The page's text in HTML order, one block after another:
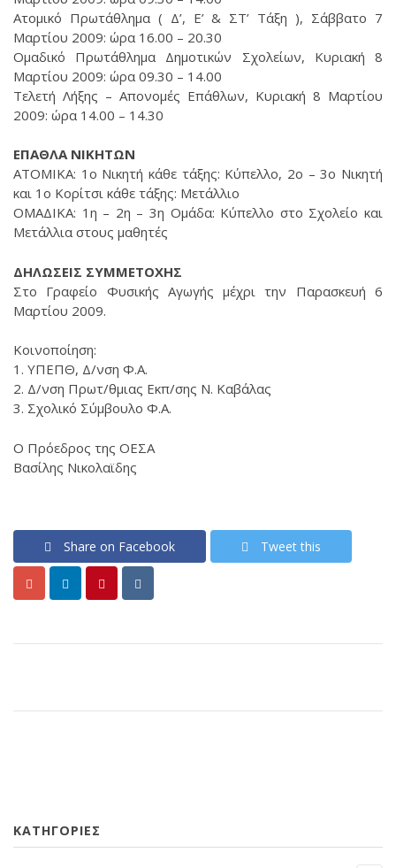
Ατομικό Πρωτάθλημα ( Δ’, Ε’ & ΣΤ’ Τάξη ), Σάββατο 7
Μαρτίου 2009: ώρα 16.00 – 20.30
Ομαδικό Πρωτάθλημα Δημοτικών Σχολείων, Κυριακή 8
Μαρτίου 2009: ώρα 09.30 – 14.00
Τελετή Λήξης – Απονομές Επάθλων, Κυριακή 8 Μαρτίου
2009: ώρα 14.00 – 14.30
ΕΠΑΘΛΑ ΝΙΚΗΤΩΝ
ΑΤΟΜΙΚΑ: 1ο Νικητή κάθε τάξης: Κύπελλο, 2ο – 3ο Νικητή
και 1ο Κορίτσι κάθε τάξης: Μετάλλιο
ΟΜΑΔΙΚΑ: 1η – 2η – 3η Ομάδα: Κύπελλο στο Σχολείο και
Μετάλλια στους μαθητές
ΔΗΛΩΣΕΙΣ ΣΥΜΜΕΤΟΧΗΣ
Στο Γραφείο Φυσικής Αγωγής μέχρι την Παρασκευή 6
Μαρτίου 2009.
Κοινοποίηση:
1. ΥΠΕΠΘ, Δ/νση Φ.Α.
2. Δ/νση Πρωτ/θμιας Εκπ/σης Ν. Καβάλας
3. Σχολικό Σύμβουλο Φ.Α.
Ο Πρόεδρος της ΟΕΣΑ
Βασίλης Νικολαϊδης
Share on Facebook Tweet this
KΑΤΗΓΟΡΊΕΣ